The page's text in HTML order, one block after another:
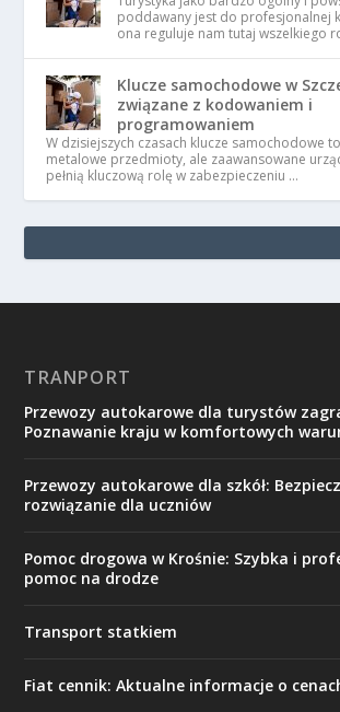
poddawany jest do profesjonalnej
ona reguluje nam tutaj wszelkiego
Klucze samochodowe w
związane z kodowaniem i
programowaniem
W dzisiejszych czasach klucze samochodowe
metalowe przedmioty, ale zaawansowane
pełnią kluczową rolę w zabezpieczeniu …
TRANPORT
Przewozy autokarowe dla turystów
Poznawanie kraju w komfortowych
Przewozy autokarowe dla szkół:
rozwiązanie dla uczniów
Pomoc drogowa w Krośnie: Szybka i
pomoc na drodze
Transport statkiem
Fiat cennik: Aktualne informacje o